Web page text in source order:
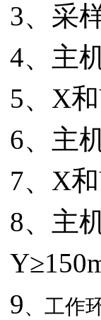
3、采
4、主
5、 X和
6、主
7、 X和
8、主
Y≥
9、工作